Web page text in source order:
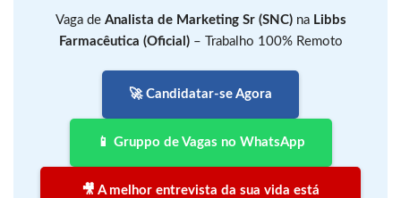
Vaga de Analista de Marketing Sr (SNC)na Libbs
Farmacêutica (Oficial)– Trabalho 100% Remoto
🚀 Candidatar-se Agora
📱 Gruppo de Vagas no WhatsApp
🎥 A melhor entrevista da sua vida está